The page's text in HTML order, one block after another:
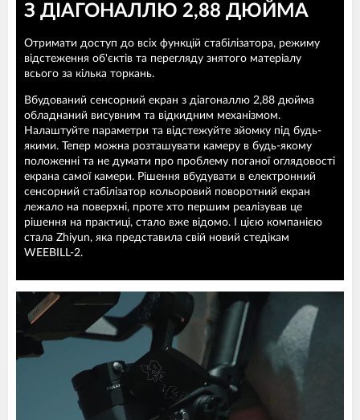
З ДІАГОНАЛЛЮ 2,88 ДЮЙМА
Отримати доступ до всіх функцій стабілізатора, режиму
відстеження об'єктів та перегляду знятого матеріалу
всього за кілька торкань.
Вбудований сенсорний екран з діагоналлю 2,88 дюйма
обладнаний висувним та відкидним механізмом.
Налаштуйте параметри та відстежуйте зйомку під будь-
якими. Тепер можна розташувати камеру в будь-якому
положенні та не думати про проблему поганої оглядовості
екрана самої камери. Рішення вбудувати в електронний
сенсорний стабілізатор кольоровий поворотний екран
лежало на поверхні, проте хто першим реалізував це
рішення на практиці, стало вже відомо. І цією компанією
стала Zhiyun, яка представила свій новий стедікам
WEEBILL-2.